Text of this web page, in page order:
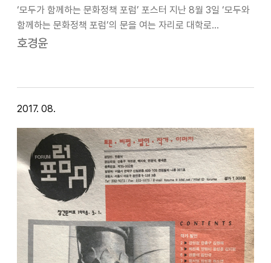
‘모두가 함께하는 문화정책 포럼’ 포스터 지난 8월 3일 ‘모두와
함께하는 문화정책 포럼’의 문을 여는 자리로 대학로
예술가의집에서 도종환 문화체육관광부 장관이 참석한 가운데
호경윤
2017. 08.